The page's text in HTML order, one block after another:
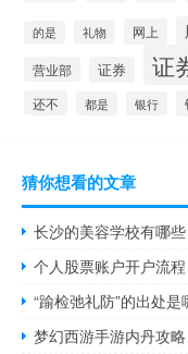
的是 礼物 网上
营业部 证券 证
还不 都是 银行
猜你想看的文章
长沙的美容学校有哪些
个人股票账户开户流程
“踰检弛礼防”的出处是
梦幻西游手游内丹攻略